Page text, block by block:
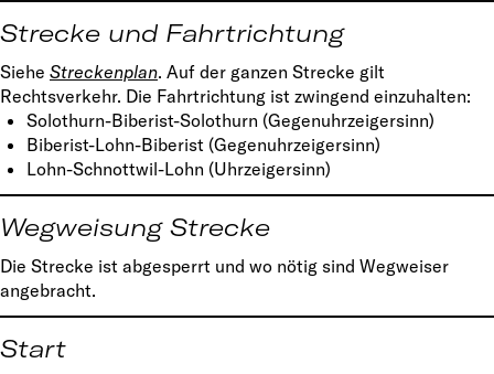
Strecke und Fahrtrichtung
Siehe Streckenplan. Auf der ganzen Strecke gilt
Rechtsverkehr. Die Fahrtrichtung ist zwingend einzuhalten:
Solothurn-Biberist-Solothurn (Gegenuhrzeigersinn)
Biberist-Lohn-Biberist (Gegenuhrzeigersinn)
Lohn-Schnottwil-Lohn (Uhrzeigersinn)
Wegweisung Strecke
Die Strecke ist abgesperrt und wo nötig sind Wegweiser
angebracht.
Start